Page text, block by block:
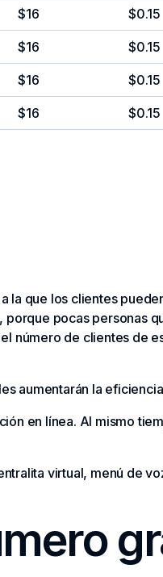
$16 $0.15
$16 $0.15
$16 $0.15
$16 $0.15
la que los clientes
pocas personas
número de clientes de
aumentarán la
en línea. Al mismo
virtual, menú de